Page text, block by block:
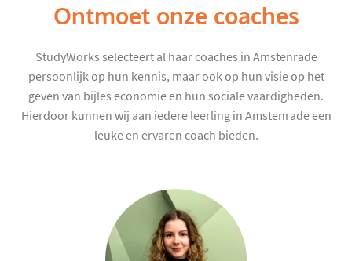
Ontmoet onze coaches
StudyWorks selecteert al haar coaches in Amstenrade
persoonlijk op hun kennis, maar ook op hun visie op het
geven van bijles economie en hun sociale vaardigheden.
Hierdoor kunnen wij aan iedere leerling in Amstenrade een
leuke en ervaren coach bieden.